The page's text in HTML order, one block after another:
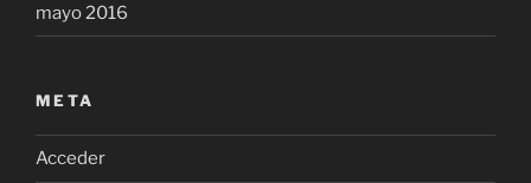
mayo 2016
META
Acceder